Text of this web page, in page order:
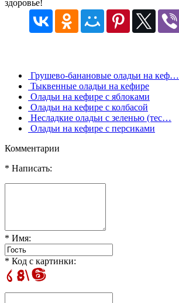
здоровье!
Грушево-банановые оладьи на кеф…
Тыквенные оладьи на кефире
Оладьи на кефире с яблоками
Оладьи на кефире с колбасой
Несладкие оладьи с зеленью (тес…
Оладьи на кефире с персиками
Комментарии
* Написать:
* Имя:
* Код с картинки: